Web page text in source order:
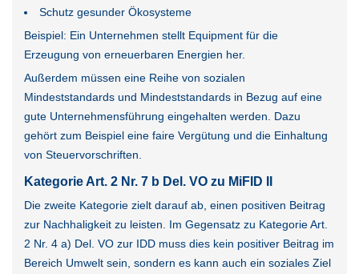
Schutz gesunder Ökosysteme
Beispiel: Ein Unternehmen stellt Equipment für die
Erzeugung von erneuerbaren Energien her.
Außerdem müssen eine Reihe von sozialen
Mindeststandards und Mindeststandards in Bezug auf eine
gute Unternehmensführung eingehalten werden. Dazu
gehört zum Beispiel eine faire Vergütung und die Einhaltung
von Steuervorschriften.
Kategorie Art. 2 Nr. 7 b Del. VO zu MiFID II
Die zweite Kategorie zielt darauf ab, einen positiven Beitrag
zur Nachhaligkeit zu leisten. Im Gegensatz zu Kategorie Art.
2 Nr. 4 a) Del. VO zur IDD muss dies kein positiver Beitrag im
Bereich Umwelt sein, sondern es kann auch ein soziales Ziel